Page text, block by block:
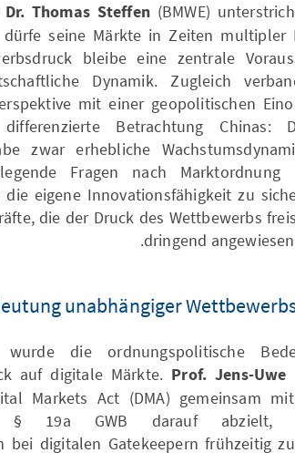
Thomas Steffen (BMWE)
seine Märkte in Zeiten multipler
bleibe eine zentrale
Dynamik. Zugleich
mit einer geopolitischen
Betrachtung Chinas:
zwar erhebliche
Fragen nach Marktordnung
die eigene Innovationsfähigkeit zu
die der Druck des Wettbewerbs
dringend
unabhängiger
wurde die ordnungspolitische
auf digitale Märkte. Prof. Jens-Uwe
Markets Act (DMA) gemeinsam
§ 19a GWB darauf abzielt,
bei digitalen Gatekeepern frühzeitig